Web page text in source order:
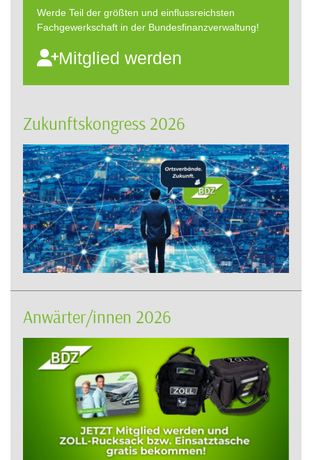
Werde Teil der größten und einflussreichsten
Fachgewerkschaft in der Bundesfinanzverwaltung!
Mitglied werden
Zukunftskongress 2026
Anwärter/innen 2026